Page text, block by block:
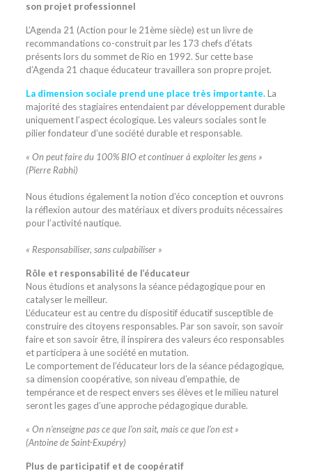
son projet professionnel
L’Agenda 21 (Action pour le 21ème siècle) est un livre de
recommandations co-construit par les 173 chefs d’états
présents lors du sommet de Rio en 1992. Sur cette base
d’Agenda 21 chaque éducateur travaillera son propre projet.
La dimension sociale prend une place très importante.La
majorité des stagiaires entendaient par développement durable
uniquement l’aspect écologique. Les valeurs sociales sont le
pilier fondateur d’une société durable et responsable.
« On peut faire du 100% BIO et continuer à exploiter les gens »
(Pierre Rabhi)
Nous étudions également la notion d’éco conception et ouvrons
la réflexion autour des matériaux et divers produits nécessaires
pour l’activité nautique.
« Responsabiliser, sans culpabiliser »
Rôle et responsabilité de l’éducateur
Nous étudions et analysons la séance pédagogique pour en
catalyser le meilleur.
L’éducateur est au centre du dispositif éducatif susceptible de
construire des citoyens responsables. Par son savoir, son savoir
faire et son savoir être, il inspirera des valeurs éco responsables
et participera à une société en mutation.
Le comportement de l’éducateur lors de la séance pédagogique,
sa dimension coopérative, son niveau d’empathie, de
tempérance et de respect envers ses élèves et le milieu naturel
seront les gages d’une approche pédagogique durable.
« On n’enseigne pas ce que l’on sait, mais ce que l’on est »
(Antoine de Saint-Exupéry)
Plus de participatif et de coopératif